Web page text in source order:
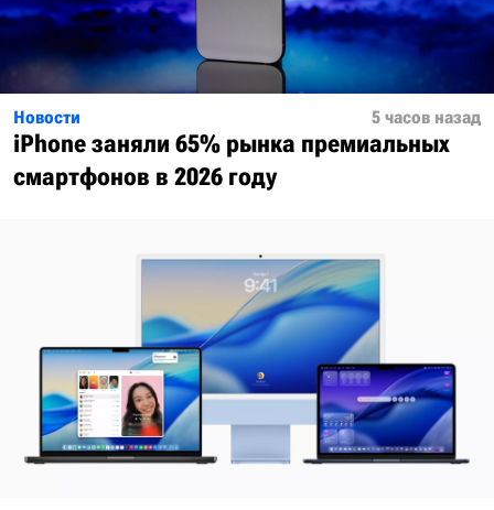
Новости 5 часов назад
iPhone заняли 65% рынка премиальных
смартфонов в 2026 году